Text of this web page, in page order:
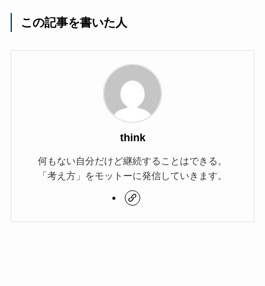
この記事を書いた人
think
何もない自分だけど継続することはできる。
「考え方」をモットーに発信していきます。